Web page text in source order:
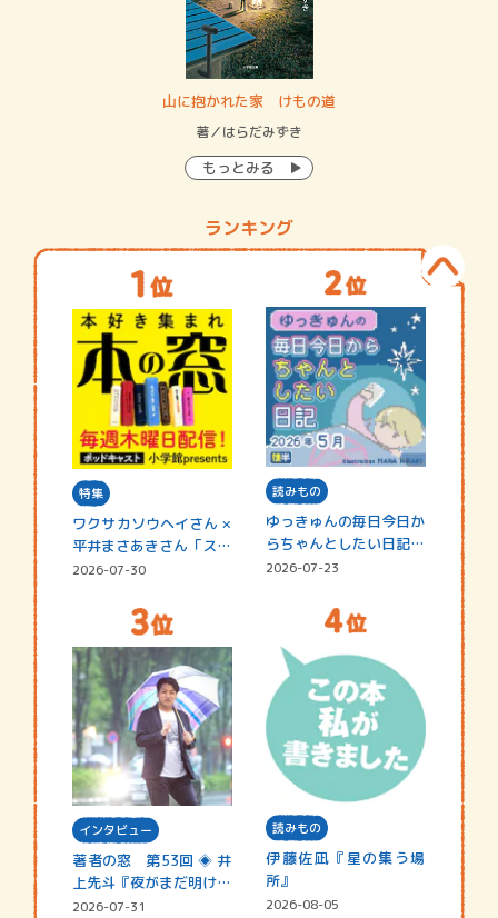
山に抱かれた家 けもの道
著／はらだみずき
もっとみる
ランキング
特集
ワクサカソウヘイさん ×
平井まさあきさん「スペ
シャ…
2026-07-30
読みもの
ゆっきゅんの毎日今日か
らちゃんとしたい日記
☆202…
2026-07-23
インタビュー
著者の窓 第53回 ◈ 井
上先斗『夜がまだ明けな
い』
2026-07-31
読みもの
伊藤佐凪『星の集う場
所』
2026-08-05